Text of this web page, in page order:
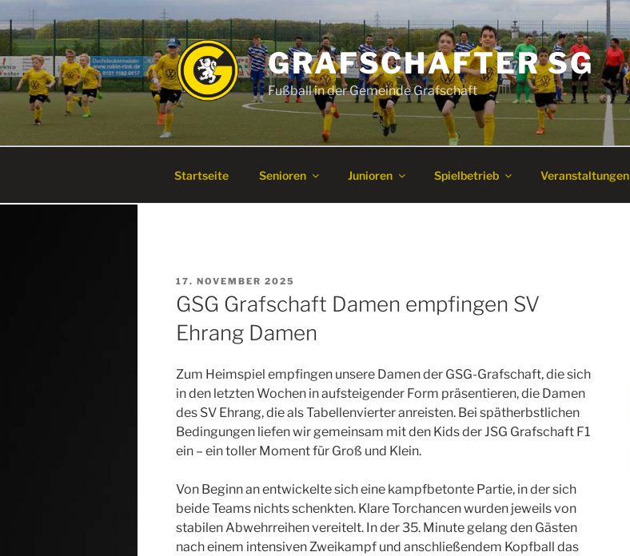
Inhalt
springen
GRAFSCHAFTER SG
Fußball in der Gemeinde Grafschaft
Startseite Senioren Junioren Spielbetrieb Veranstaltungen
VERÖFFENTLICHT
AM
17. NOVEMBER 2025
GSG Grafschaft Damen empfingen SV
Ehrang Damen
Zum Heimspiel empfingen unsere Damen der GSG-Grafschaft, die sich
in den letzten Wochen in aufsteigender Form präsentieren, die Damen
des SV Ehrang, die als Tabellenvierter anreisten. Bei spätherbstlichen
Bedingungen liefen wir gemeinsam mit den Kids der JSG Grafschaft F1
ein – ein toller Moment für Groß und Klein.
Von Beginn an entwickelte sich eine kampfbetonte Partie, in der sich
beide Teams nichts schenkten. Klare Torchancen wurden jeweils von
stabilen Abwehrreihen vereitelt. In der 35. Minute gelang den Gästen
nach einem intensiven Zweikampf und anschließendem Kopfball das